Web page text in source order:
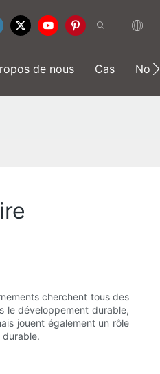
de nous Cas
cherchent tous des
le développement durable,
jouent également un rôle